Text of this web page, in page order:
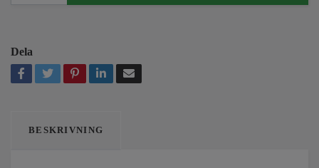
Dela
BESKRIVNING